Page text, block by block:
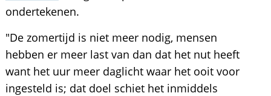
ondertekenen.
"De zomertijd is niet meer nodig, mensen
hebben er meer last van dan dat het nut heeft
want het uur meer daglicht waar het ooit voor
ingesteld is; dat doel schiet het inmiddels